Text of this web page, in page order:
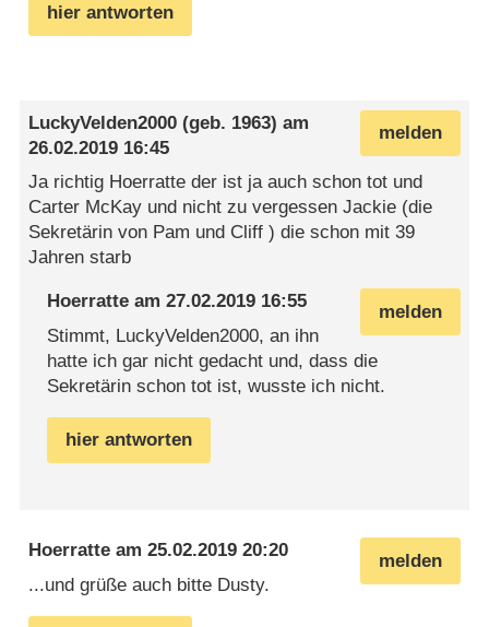
hier antworten
melden
LuckyVelden2000 (geb. 1963) am
26.02.2019 16:45
Ja richtig Hoerratte der ist ja auch schon tot und
Carter McKay und nicht zu vergessen Jackie (die
Sekretärin von Pam und Cliff ) die schon mit 39
Jahren starb
melden
Hoerratte am27.02.2019 16:55
Stimmt, LuckyVelden2000, an ihn
hatte ich gar nicht gedacht und, dass die
Sekretärin schon tot ist, wusste ich nicht.
hier antworten
melden
Hoerratte am25.02.2019 20:20
...und grüße auch bitte Dusty.